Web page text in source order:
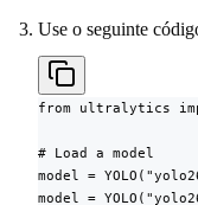
Use o seguinte
from ultralytics
# Load a model
model =
model =